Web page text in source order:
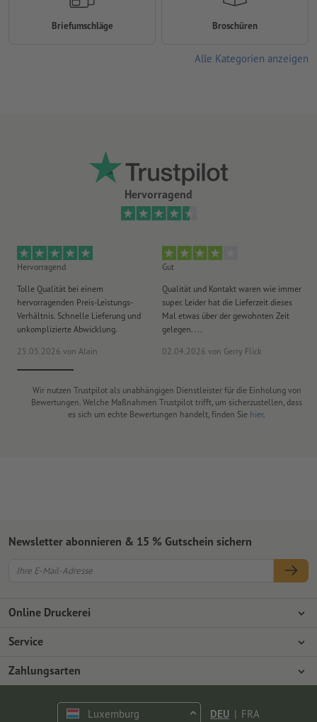
Hervorragend
Hervorragend
Tolle Qualität bei einem
hervorragenden Preis-Leistungs-
Verhältnis. Schnelle Lieferung und
unkomplizierte Abwicklung.
25.05.2026 von Alain
Gut
Qualität und Kontakt waren wie immer
super. Leider hat die Lieferzeit dieses
Mal etwas über der gewohnten Zeit
gelegen. ...
02.04.2026 von Gerry Flick
Wir nutzen Trustpilot als unabhängigen Dienstleister für die Einholung von
Bewertungen. Welche Maßnahmen Trustpilot trifft, um sicherzustellen, dass
es sich um echte Bewertungen handelt, finden Sie hier.
Briefumschläge Broschüren
Alle Kategorien anzeigen
Online Druckerei
Über Onlineprinters
Presse
Umweltschutz
Service
Zahlungsarten
Reklamation
Zahlungsarten
Newsletter abonnieren & 15 % Gutschein sichern
Luxemburg DEU | FRA